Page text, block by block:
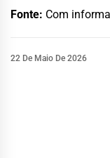
Fonte: Com
22 De Maio De 2026